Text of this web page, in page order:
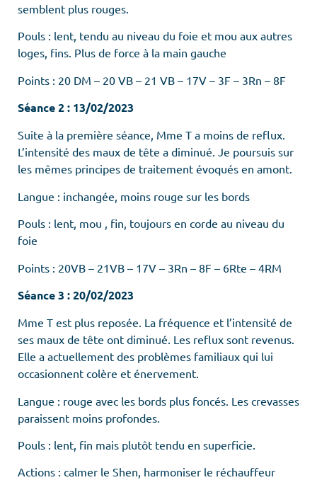
semblent plus rouges.
Pouls : lent, tendu au niveau du foie et mou aux autres
loges, fins. Plus de force à la main gauche
Points : 20 DM – 20 VB – 21 VB – 17V – 3F – 3Rn – 8F
Séance 2 : 13/02/2023
Suite à la première séance, Mme T a moins de reflux.
L’intensité des maux de tête a diminué. Je poursuis sur
les mêmes principes de traitement évoqués en amont.
Langue : inchangée, moins rouge sur les bords
Pouls : lent, mou , fin, toujours en corde au niveau du
foie
Points : 20VB – 21VB – 17V – 3Rn – 8F – 6Rte – 4RM
Séance 3 : 20/02/2023
Mme T est plus reposée. La fréquence et l’intensité de
ses maux de tête ont diminué. Les reflux sont revenus.
Elle a actuellement des problèmes familiaux qui lui
occasionnent colère et énervement.
Langue : rouge avec les bords plus foncés. Les crevasses
paraissent moins profondes.
Pouls : lent, fin mais plutôt tendu en superficie.
Actions : calmer le Shen, harmoniser le réchauffeur